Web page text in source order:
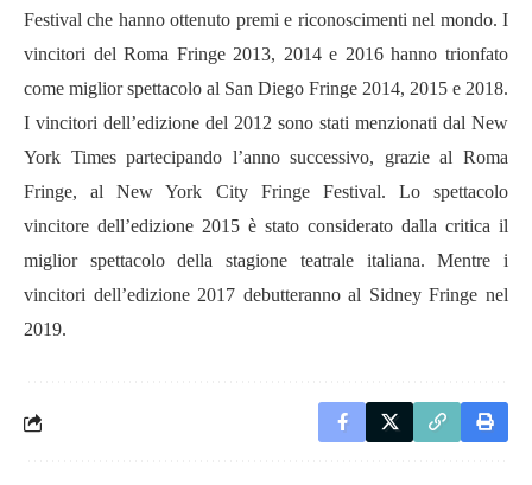
Festival che hanno ottenuto premi e riconoscimenti nel mondo. I
vincitori del Roma Fringe 2013, 2014 e 2016 hanno trionfato
come miglior spettacolo al San Diego Fringe 2014, 2015 e 2018.
I vincitori dell’edizione del 2012 sono stati menzionati dal New
York Times partecipando l’anno successivo, grazie al Roma
Fringe, al New York City Fringe Festival. Lo spettacolo
vincitore dell’edizione 2015 è stato considerato dalla critica il
miglior spettacolo della stagione teatrale italiana. Mentre i
vincitori dell’edizione 2017 debutteranno al Sidney Fringe nel
2019.